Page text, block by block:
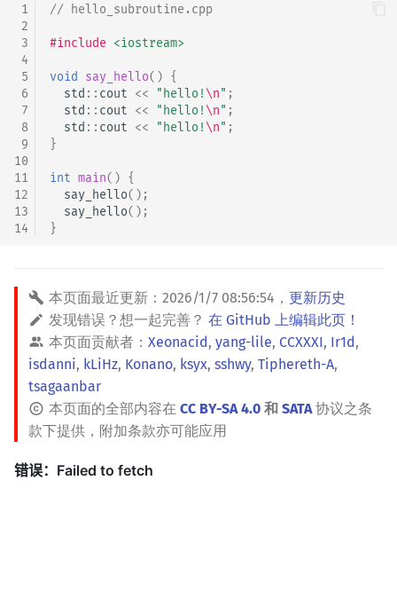
1
2
3
4
5
6
7
8
9
10
11
12
13
14
// hello_subroutine.cpp
#include <iostream>
void say_hello() {
std :: cout << "hello! \n" ;
std :: cout << "hello! \n" ;
std :: cout << "hello! \n" ;
}
int main() {
say_hello();
say_hello();
}
本页面最近更新： 2026/1/7 08:56:54 ， 更新历史
发现错误？想一起完善？ 在 GitHub 上编辑此页！
本页面贡献者： Xeonacid, yang-lile, CCXXXI, Ir1d,
isdanni, kLiHz, Konano, ksyx, sshwy, Tiphereth-A,
tsagaanbar
本页面的全部内容在 CC BY-SA 4.0 和 SATA协议之条
款下提供，附加条款亦可能应用